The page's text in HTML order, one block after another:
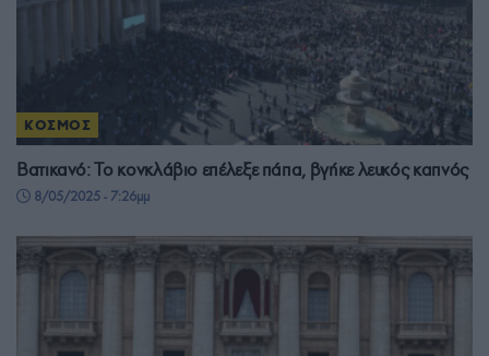
ΚΟΣΜΟΣ
Βατικανό: Το κονκλάβιο επέλεξε πάπα, βγήκε λευκός καπνός
8/05/2025 - 7:26μμ